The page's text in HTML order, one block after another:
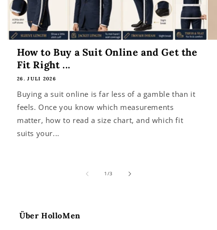
How to Buy a Suit Online and Get the
Fit Right ...
26. JULI 2026
Buying a suit online is far less of a gamble than it
feels. Once you know which measurements
matter, how to read a size chart, and which fit
suits your...
1 /von
3
Über HolloMen